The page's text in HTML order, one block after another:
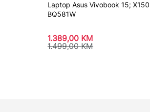
Laptop Asus Vivobook 15;
BQ581W
1.389,00 KM
1.499,00KM